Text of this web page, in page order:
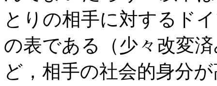
とりの相手に対するド
の表である（少々改変
ど，相手の社会的身分